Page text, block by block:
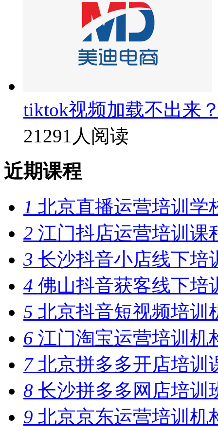
tiktok视频加载不出来
21291人阅读
近期课程
1 北京直播运营培训学
2 江门抖店运营培训课
3 长沙抖音小店线下培
4 佛山抖音获客线下培
5 北京抖音短视频培训
6 江门淘宝运营培训机
7北京拼多多开店培训
8 长沙拼多多网店培训
9 北京京东运营培训机